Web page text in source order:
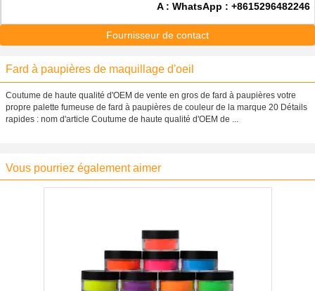
A : WhatsApp : +8615296482246
Fournisseur de contact
Fard à paupières de maquillage d'oeil
Coutume de haute qualité d'OEM de vente en gros de fard à paupières votre
propre palette fumeuse de fard à paupières de couleur de la marque 20 Détails
rapides : nom d'article Coutume de haute qualité d'OEM de ...
Vous pourriez également aimer